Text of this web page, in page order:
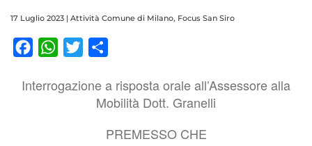
17 Luglio 2023 | Attività Comune di Milano, Focus San Siro
FacebookWhatsApp
Twitter
Interrogazione a risposta orale all’Assessore alla
Mobilità Dott. Granelli
PREMESSO CHE